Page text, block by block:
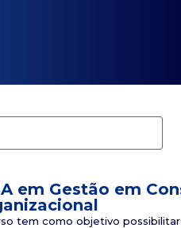
em Gestão em
tem como objetivo